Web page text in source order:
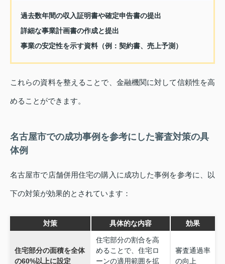
過去数年間の収入証明書や確定申告書の提出
詳細な事業計画書の作成と提出
事業の安定性を示す資料（例：契約書、売上予測）
これらの資料を整えることで、金融機関に対して信頼性を高
めることができます。
名古屋市での成功事例を参考にした審査対策の具
体例
名古屋市で店舗併用住宅の購入に成功した事例を参考に、以
下の対策が効果的とされています：
対策 具体的な内容 効果
住宅部分の面積を全体
の60%以上に設定
住宅部分の割合を高
めることで、住宅ロ
ーンの適用範囲を拡
審査通過率
の向上